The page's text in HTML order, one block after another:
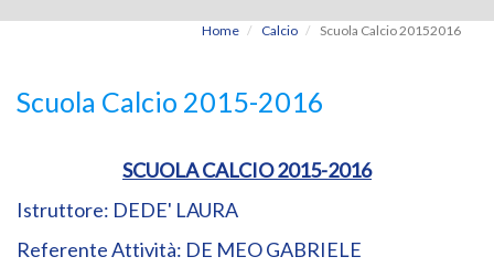
Home Calcio Scuola Calcio 20152016
Scuola Calcio 2015-2016
SCUOLA CALCIO 2015-2016
Istruttore: DEDE' LAURA
Referente Attività: DE MEO GABRIELE